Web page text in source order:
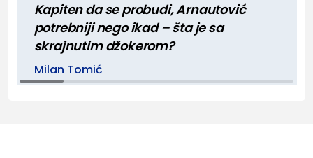
Kapiten da se probudi, Arnautović
potrebniji nego ikad – šta je sa
skrajnutim džokerom?
Milan Tomić